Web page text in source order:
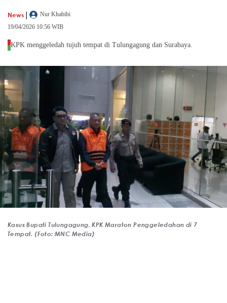
News |
Nur Khabibi
19/04/2026 10:56 WIB
KPK menggeledah tujuh tempat di Tulungagung dan Surabaya.
Kasus Bupati Tulungagung, KPK Maraton Penggeledahan di 7
Tempat. (Foto: MNC Media)